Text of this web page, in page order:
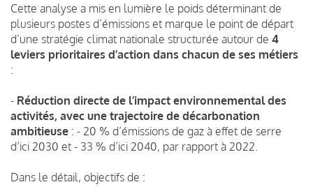
Cette analyse a mis en lumière le poids déterminant de
plusieurs postes d’émissions et marque le point de départ
d’une stratégie climat nationale structurée autour de 4
leviers prioritaires d’action dans chacun de ses métiers
:
- Réduction directe de l’impact environnemental des
activités, avec une trajectoire de décarbonation
ambitieuse : - 20 % d’émissions de gaz à effet de serre
d’ici 2030 et - 33 % d’ici 2040, par rapport à 2022.
Dans le détail, objectifs de :